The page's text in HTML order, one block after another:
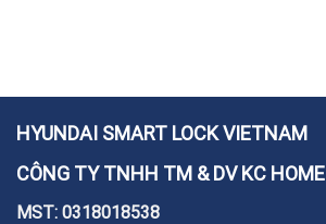
HYUNDAI SMART LOCK VIETNAM
CÔNG TY TNHH TM & DV KC HOME
MST: 0318018538